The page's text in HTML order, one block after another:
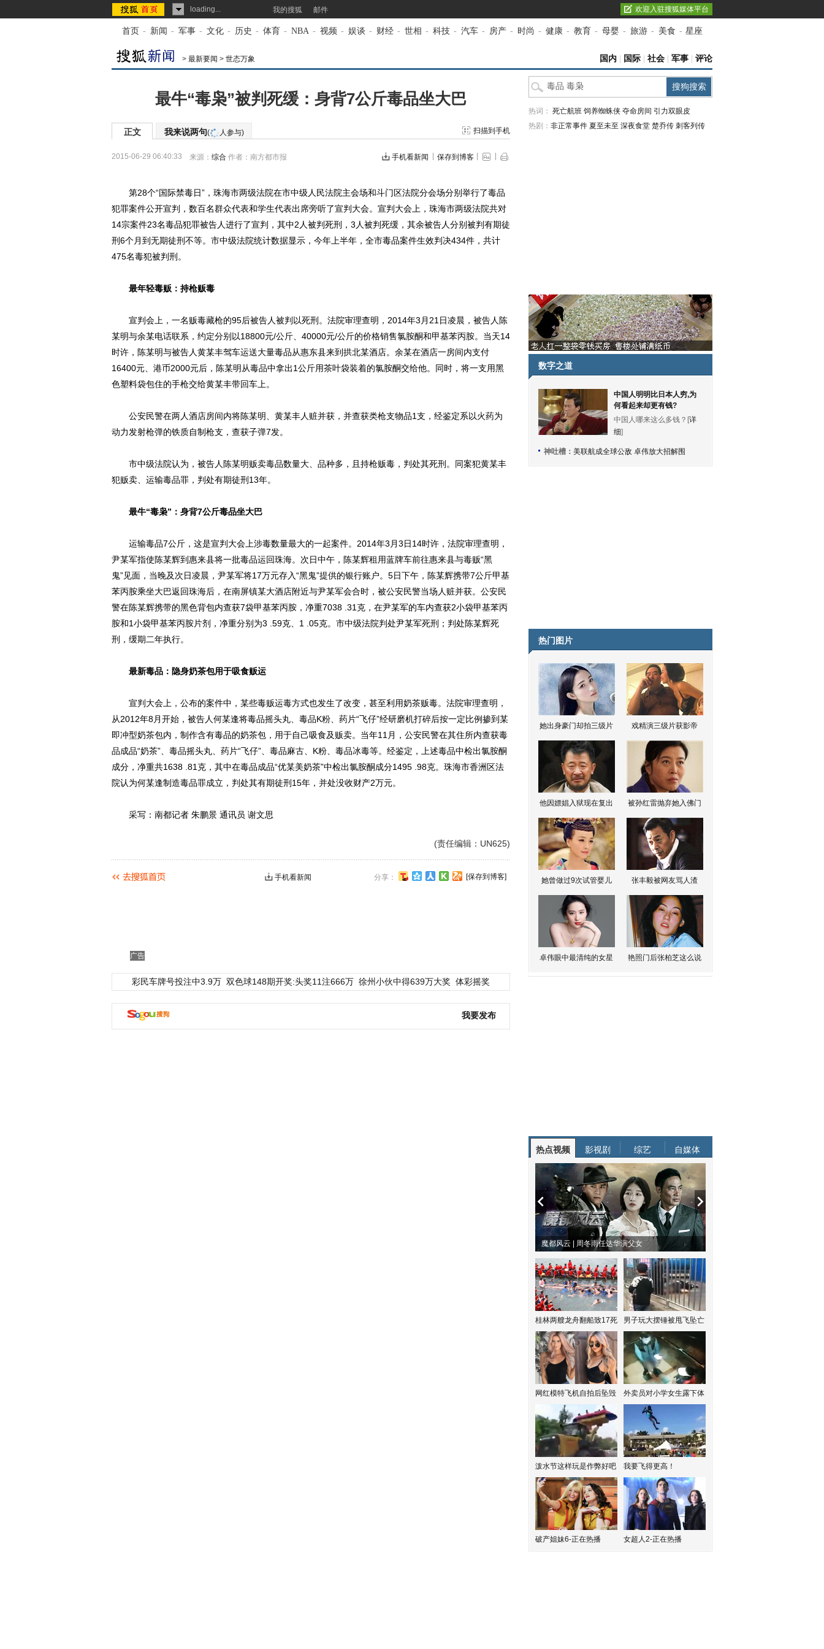
loading... 我的搜狐 邮件 欢迎入驻搜狐媒体平台
首页 - 新闻 - 军事 - 文化 - 历史 - 体育 - NBA - 视频 - 娱谈 - 财经 - 世相 - 科技 - 汽车 - 房产 - 时尚 - 健康 - 教育 - 母婴 - 旅游 - 美食 - 星座
> 最新要闻 > 世态万象 国内 国际 社会 军事 评论
最牛“毒枭”被判死缓：身背7公斤毒品坐大巴
正文 我来说两句( 人参与) 扫描到手机
2015-06-29 06:40:33 来源： 综合 作者：南方都市报 手机看新闻 保存到博客
第28个“国际禁毒日”，珠海市两级法院在市中级人民法院主会场和斗门区法院分会场分别举行了毒品
犯罪案件公开宣判，数百名群众代表和学生代表出席旁听了宣判大会。宣判大会上，珠海市两级法院共对
14宗案件23名毒品犯罪被告人进行了宣判，其中2人被判死刑，3人被判死缓，其余被告人分别被判有期徒
刑6个月到无期徒刑不等。市中级法院统计数据显示，今年上半年，全市毒品案件生效判决434件，共计
475名毒犯被判刑。
最年轻毒贩：持枪贩毒
宣判会上，一名贩毒藏枪的95后被告人被判以死刑。法院审理查明，2014年3月21日凌晨，被告人陈
某明与余某电话联系，约定分别以18800元/公斤、40000元/公斤的价格销售氯胺酮和甲基苯丙胺。当天14
时许，陈某明与被告人黄某丰驾车运送大量毒品从惠东县来到拱北某酒店。余某在酒店一房间内支付
16400元、港币2000元后，陈某明从毒品中拿出1公斤用茶叶袋装着的氯胺酮交给他。同时，将一支用黑
色塑料袋包住的手枪交给黄某丰带回车上。
公安民警在两人酒店房间内将陈某明、黄某丰人赃并获，并查获类枪支物品1支，经鉴定系以火药为
动力发射枪弹的铁质自制枪支，查获子弹7发。
市中级法院认为，被告人陈某明贩卖毒品数量大、品种多，且持枪贩毒，判处其死刑。同案犯黄某丰
犯贩卖、运输毒品罪，判处有期徒刑13年。
最牛“毒枭”：身背7公斤毒品坐大巴
运输毒品7公斤，这是宣判大会上涉毒数量最大的一起案件。2014年3月3日14时许，法院审理查明，
尹某军指使陈某辉到惠来县将一批毒品运回珠海。次日中午，陈某辉租用蓝牌车前往惠来县与毒贩“黑
鬼”见面，当晚及次日凌晨，尹某军将17万元存入“黑鬼”提供的银行账户。5日下午，陈某辉携带7公斤甲基
苯丙胺乘坐大巴返回珠海后，在南屏镇某大酒店附近与尹某军会合时，被公安民警当场人赃并获。公安民
警在陈某辉携带的黑色背包内查获7袋甲基苯丙胺，净重7038 .31克，在尹某军的车内查获2小袋甲基苯丙
胺和1小袋甲基苯丙胺片剂，净重分别为3 .59克、1 .05克。市中级法院判处尹某军死刑；判处陈某辉死
刑，缓期二年执行。
最新毒品：隐身奶茶包用于吸食贩运
宣判大会上，公布的案件中，某些毒贩运毒方式也发生了改变，甚至利用奶茶贩毒。法院审理查明，
从2012年8月开始，被告人何某逢将毒品摇头丸、毒品K粉、药片“飞仔”经研磨机打碎后按一定比例掺到某
即冲型奶茶包内，制作含有毒品的奶茶包，用于自己吸食及贩卖。当年11月，公安民警在其住所内查获毒
品成品“奶茶”、毒品摇头丸、药片“飞仔”、毒品麻古、K粉、毒品冰毒等。经鉴定，上述毒品中检出氯胺酮
成分，净重共1638 .81克，其中在毒品成品“优某美奶茶”中检出氯胺酮成分1495 .98克。珠海市香洲区法
院认为何某逢制造毒品罪成立，判处其有期徒刑15年，并处没收财产2万元。
采写：南都记者 朱鹏景 通讯员 谢文思
(责任编辑：UN625)
分享： [保存到博客]
手机看新闻
广告
彩民车牌号投注中3.9万 双色球148期开奖:头奖11注666万 徐州小伙中得639万大奖 体彩摇奖
我要发布
热词： 死亡航班 饲养蜘蛛侠 夺命房间 引力双眼皮
热剧： 非正常事件 夏至未至 深夜食堂 楚乔传 刺客列传
数字之道
中国人明明比日本人穷,为
何看起来却更有钱?
中国人哪来这么多钱？[详
细]
神吐槽： 美联航成全球公敌 卓伟放大招解围
热门图片
她出身豪门却拍三级片 戏精演三级片获影帝
他因嫖娼入狱现在复出 被孙红雷抛弃她入佛门
她曾做过9次试管婴儿 张丰毅被网友骂人渣
卓伟眼中最清纯的女星 艳照门后张柏芝这么说
热点视频 影视剧 综艺 自媒体
魔都风云 | 周冬雨任达华演父女
桂林两艘龙舟翻船致17死 男子玩大摆锤被甩飞坠亡
网红模特飞机自拍后坠毁 外卖员对小学女生露下体
泼水节这样玩是作弊好吧 我要飞得更高！
破产姐妹6-正在热播 女超人2-正在热播